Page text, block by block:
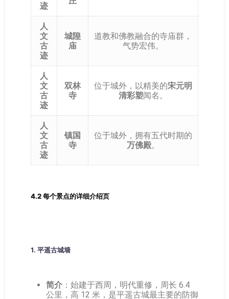
迹
人
文
古
迹
城隍
庙
道教和佛教融合的寺庙群，
气势宏伟。
人
文
古
迹
双林
寺
位于城外，以精美的宋元明
清彩塑闻名。
人
文
古
迹
镇国
寺
位于城外，拥有五代时期的
万佛殿。
4.2 每个景点的详细介绍页
1. 平遥古城墙
简介 ：始建于西周，明代重修，周长 6.4
公里，高 12 米，是平遥古城最主要的防御